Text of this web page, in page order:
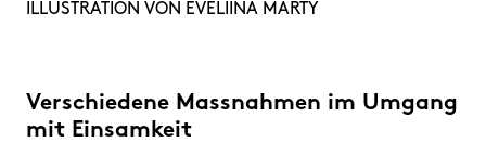
ILLUSTRATION VON EVELIINA MARTY
Verschiedene Massnahmen im Umgang
mit Einsamkeit